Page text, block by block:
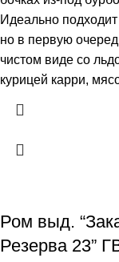
Идеально
но в первую
чистом виде со
курицей карри,
Ром выд.
Резерва 23”